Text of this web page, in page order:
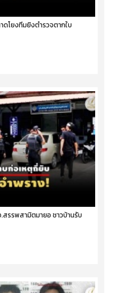
ดโยงทีมยิงตำรวจตากใบ
สรรพสามิตมายอ ชาวบ้านรับ